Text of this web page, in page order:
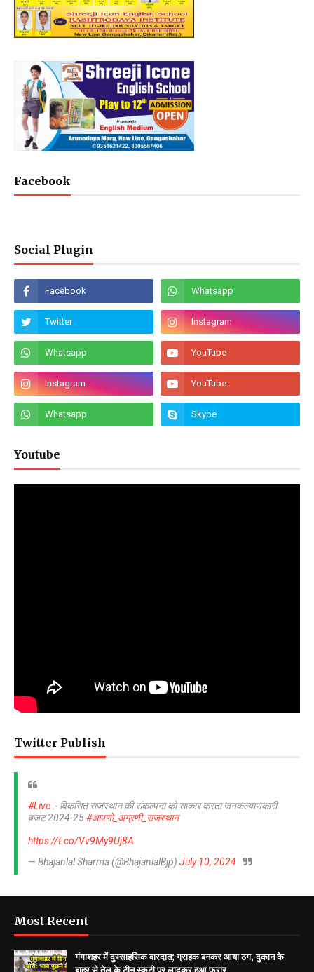
Facebook
Social Plugin
Youtube
Twitter Publish
#Live :- विकसित राजस्थान की संकल्पना को साकार करता जनकल्याणकारी
बजट 2024-25#आपणो_अग्रणी_राजस्थान
https://t.co/Vv9My9Uj8A
— Bhajanlal Sharma (@BhajanlalBjp) July 10, 2024
Most Recent
गंगाशहर में दुस्साहसिक वारदात; ग्राहक बनकर आया ठग, दुकान के